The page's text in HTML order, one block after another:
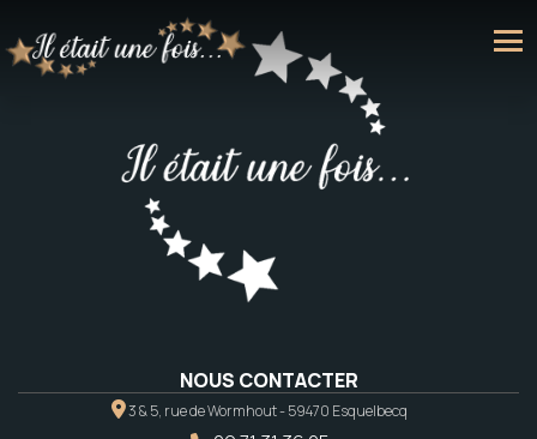
NOUS CONTACTER
3 & 5, rue de Wormhout - 59470 Esquelbecq